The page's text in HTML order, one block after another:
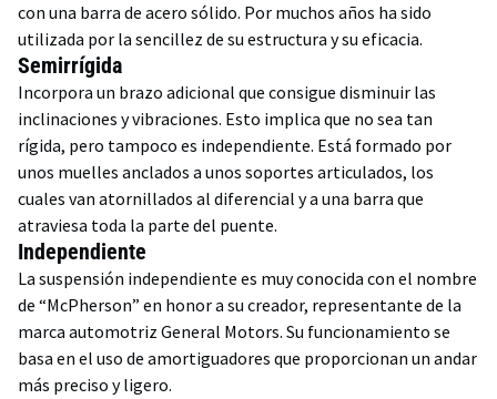
con una barra de acero sólido. Por muchos años ha sido
utilizada por la sencillez de su estructura y su eficacia.
Semirrígida
Incorpora un brazo adicional que consigue disminuir las
inclinaciones y vibraciones. Esto implica que no sea tan
rígida, pero tampoco es independiente. Está formado por
unos muelles anclados a unos soportes articulados, los
cuales van atornillados al diferencial y a una barra que
atraviesa toda la parte del puente.
Independiente
La suspensión independiente es muy conocida con el nombre
de “McPherson” en honor a su creador, representante de la
marca automotriz General Motors. Su funcionamiento se
basa en el uso de amortiguadores que proporcionan un andar
más preciso y ligero.